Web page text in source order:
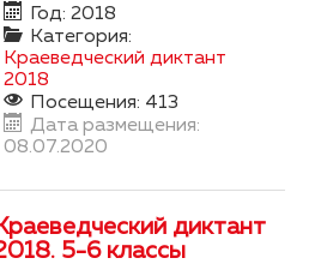
Год: 2018
Категория:
Краеведческий диктант
2018
Посещения: 413
Дата размещения:
08.07.2020
диктант
5-6 классы